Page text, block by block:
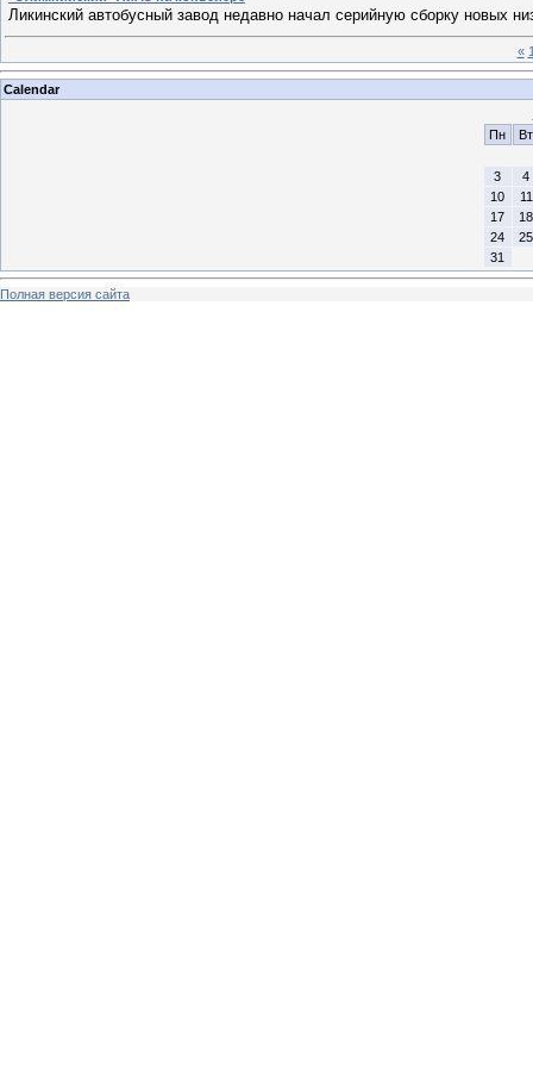
Ликинский автобусный завод недавно начал серийную сборку новых
«
Calendar
Пн
Вт
3
4
10
11
17
18
24
25
31
Полная версия сайта